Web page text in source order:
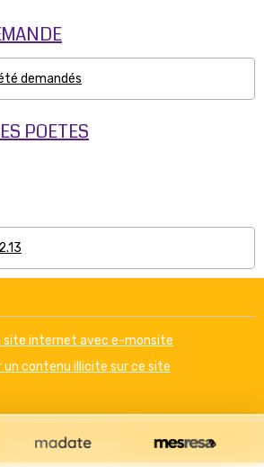
demandés
site internet avec e-monsite
un contenu illicite sur ce site
Gestion des cookies